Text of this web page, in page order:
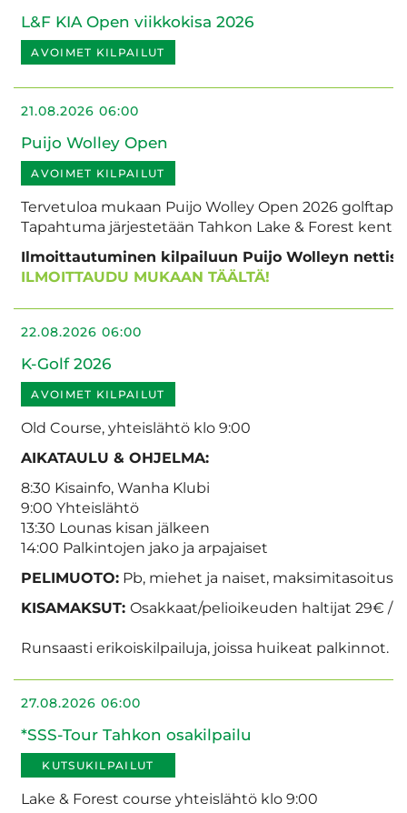
L&F KIA Open viikkokisa 2026
AVOIMET KILPAILUT
21.08.2026 06:00
Puijo Wolley Open
AVOIMET KILPAILUT
Tervetuloa mukaan Puijo Wolley Open 2026
Tapahtuma järjestetään Tahkon Lake & Forest
Ilmoittautuminen kilpailuun Puijo Wolleyn
ILMOITTAUDU MUKAAN TÄÄLTÄ!
22.08.2026 06:00
K-Golf 2026
AVOIMET KILPAILUT
Old Course, yhteislähtö klo 9:00
AIKATAULU & OHJELMA:
8:30 Kisainfo, Wanha Klubi
9:00 Yhteislähtö
13:30 Lounas kisan jälkeen
14:00 Palkintojen jako ja arpajaiset
PELIMUOTO: Pb, miehet ja naiset, maksimitasoitus
KISAMAKSUT: Osakkaat/pelioikeuden haltijat 29€ /
Runsaasti erikoiskilpailuja, joissa huikeat palkinnot.
27.08.2026 06:00
*SSS-Tour Tahkon osakilpailu
KUTSUKILPAILUT
Lake & Forest course yhteislähtö klo 9:00